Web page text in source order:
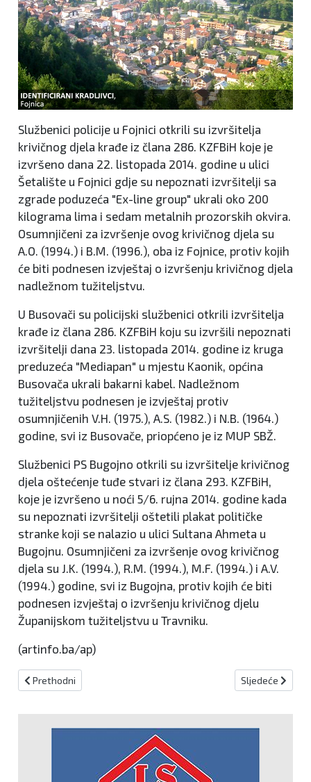
Službenici policije u Fojnici otkrili su izvršitelja
krivičnog djela krađe iz člana 286. KZFBiH koje je
izvršeno dana 22. listopada 2014. godine u ulici
Šetalište u Fojnici gdje su nepoznati izvršitelji sa
zgrade poduzeća "Ex-line group" ukrali oko 200
kilograma lima i sedam metalnih prozorskih okvira.
Osumnjičeni za izvršenje ovog krivičnog djela su
A.O. (1994.) i B.M. (1996.), oba iz Fojnice, protiv kojih
će biti podnesen izvještaj o izvršenju krivičnog djela
nadležnom tužiteljstvu.
U Busovači su policijski službenici otkrili izvršitelja
krađe iz člana 286. KZFBiH koju su izvršili nepoznati
izvršitelji dana 23. listopada 2014. godine iz kruga
preduzeća "Mediapan" u mjestu Kaonik, općina
Busovača ukrali bakarni kabel. Nadležnom
tužiteljstvu podnesen je izvještaj protiv
osumnjičenih V.H. (1975.), A.S. (1982.) i N.B. (1964.)
godine, svi iz Busovače, priopćeno je iz MUP SBŽ.
Službenici PS Bugojno otkrili su izvršitelje krivičnog
djela oštećenje tuđe stvari iz člana 293. KZFBiH,
koje je izvršeno u noći 5/6. rujna 2014. godine kada
su nepoznati izvršitelji oštetili plakat političke
stranke koji se nalazio u ulici Sultana Ahmeta u
Bugojnu. Osumnjičeni za izvršenje ovog krivičnog
djela su J.K. (1994.), R.M. (1994.), M.F. (1994.) i A.V.
(1994.) godine, svi iz Bugojna, protiv kojih će biti
podnesen izvještaj o izvršenju krivičnog djelu
Županijskom tužiteljstvu u Travniku.
(artinfo.ba/ap)
Prethodni članak: SIPA PRETRESA BOSNALIJEK
Prethodni Sljedeći članak:
Sljedeće